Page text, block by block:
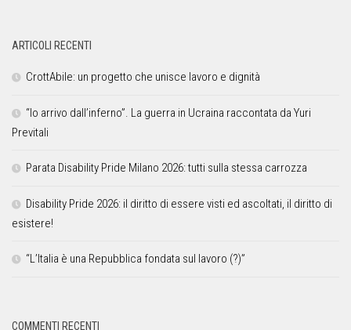
ARTICOLI RECENTI
CrottAbile: un progetto che unisce lavoro e dignità
“Io arrivo dall’inferno”. La guerra in Ucraina raccontata da Yuri
Previtali
Parata Disability Pride Milano 2026: tutti sulla stessa carrozza
Disability Pride 2026: il diritto di essere visti ed ascoltati, il diritto di
esistere!
“L’Italia è una Repubblica fondata sul lavoro (?)”
COMMENTI RECENTI